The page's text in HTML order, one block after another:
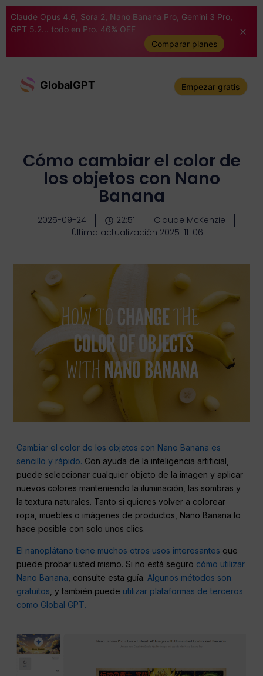
Claude Opus 4.6, Sora 2, Nano Banana Pro, Gemini 3 Pro,
GPT 5.2... todo en Pro. 46% OFF
Comparar planes
GlobalGPT Empezar gratis
Cómo cambiar el color de
los objetos con Nano
Banana
2025-09-24 22:51
Claude McKenzie
Última actualización 2025-11-06
Cambiar el color de los objetos con Nano Banana es
sencillo y rápido. Con ayuda de la inteligencia artificial,
puede seleccionar cualquier objeto de la imagen y aplicar
nuevos colores manteniendo la iluminación, las sombras y
la textura naturales. Tanto si quieres volver a colorear
ropa, muebles o imágenes de productos, Nano Banana lo
hace posible con solo unos clics.
El nanoplátano tiene muchos otros usos interesantes que
puede probar usted mismo. Si no está seguro cómo utilizar
Nano Banana , consulte esta guía.Algunos métodos son
gratuitos , y también puede utilizar plataformas de terceros
como Global GPT.